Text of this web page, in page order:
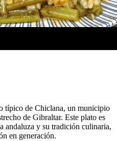
típico de Chiclana, un municipio
de Gibraltar. Este plato es
andaluza y su tradición culinaria,
en generación.